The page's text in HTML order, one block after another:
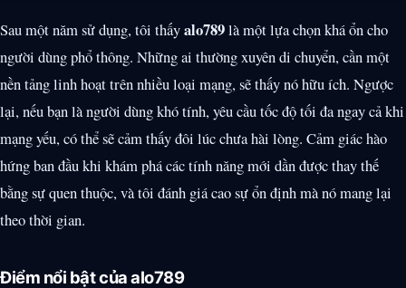
Sau một năm sử dụng, tôi thấyalo789là một lựa chọn khá ổn cho
người dùng phổ thông. Những ai thường xuyên di chuyển, cần một
nền tảng linh hoạt trên nhiều loại mạng, sẽ thấy nó hữu ích. Ngược
lại, nếu bạn là người dùng khó tính, yêu cầu tốc độ tối đa ngay cả khi
mạng yếu, có thể sẽ cảm thấy đôi lúc chưa hài lòng. Cảm giác hào
hứng ban đầu khi khám phá các tính năng mới dần được thay thế
bằng sự quen thuộc, và tôi đánh giá cao sự ổn định mà nó mang lại
theo thời gian.
Điểm nổi bật của alo789